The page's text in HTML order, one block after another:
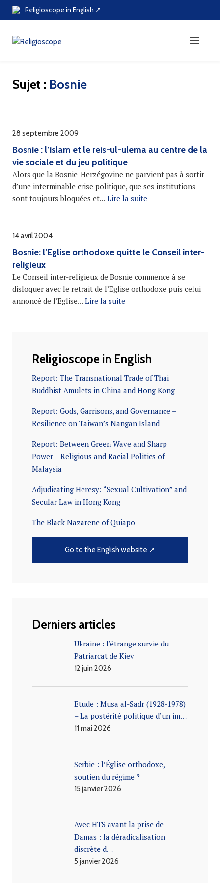
Skip
Religioscope in English ↗
Sujet : Bosnie
28 septembre 2009
Bosnie : l’islam et le reis-ul-ulema au centre de la
vie sociale et du jeu politique
Alors que la Bosnie-Herzégovine ne parvient pas à sortir
d’une interminable crise politique, que ses institutions
sont toujours bloquées et... Lire la suite
14 avril 2004
Bosnie: l’Eglise orthodoxe quitte le Conseil inter-
religieux
Le Conseil inter-religieux de Bosnie commence à se
disloquer avec le retrait de l’Eglise orthodoxe puis celui
annoncé de l’Eglise... Lire la suite
Religioscope in English
Report: The Transnational Trade of Thai
Buddhist Amulets in China and Hong Kong
Report: Gods, Garrisons, and Governance –
Resilience on Taiwan’s Nangan Island
Report: Between Green Wave and Sharp
Power – Religious and Racial Politics of
Malaysia
Adjudicating Heresy: “Sexual Cultivation” and
Secular Law in Hong Kong
The Black Nazarene of Quiapo
Go to the English website ↗
Derniers articles
Ukraine : l’étrange survie du
Patriarcat de Kiev
12 juin 2026
Etude : Musa al-Sadr (1928-1978)
– La postérité politique d’un im…
11 mai 2026
Serbie : l’Église orthodoxe,
soutien du régime ?
15 janvier 2026
Avec HTS avant la prise de
Damas : la déradicalisation
discrète d…
5 janvier 2026